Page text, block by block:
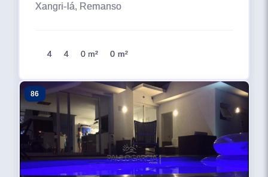
Xangri-lá, Remanso
4 4 0 m² 0 m²
86